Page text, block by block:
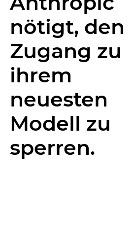
nötigt, den
Zugang zu
ihrem
neuesten
Modell zu
sperren.